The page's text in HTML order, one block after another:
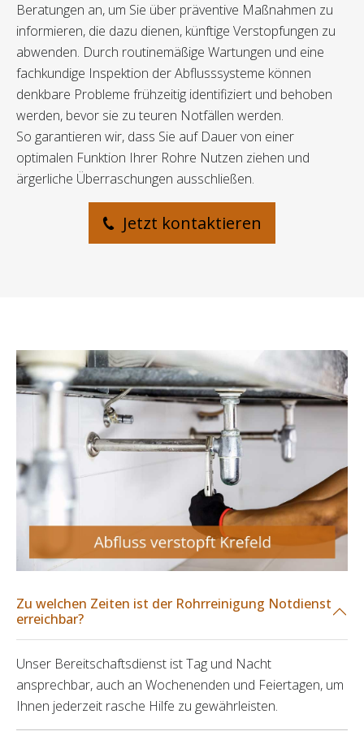
Beratungen an, um Sie über präventive Maßnahmen zu
informieren, die dazu dienen, künftige Verstopfungen zu
abwenden. Durch routinemäßige Wartungen und eine
fachkundige Inspektion der Abflusssysteme können
denkbare Probleme frühzeitig identifiziert und behoben
werden, bevor sie zu teuren Notfällen werden.
So garantieren wir, dass Sie auf Dauer von einer
optimalen Funktion Ihrer Rohre Nutzen ziehen und
ärgerliche Überraschungen ausschließen.
Jetzt kontaktieren
Zu welchen Zeiten ist der Rohrreinigung Notdienst
erreichbar?
Unser Bereitschaftsdienst ist Tag und Nacht
ansprechbar, auch an Wochenenden und Feiertagen, um
Ihnen jederzeit rasche Hilfe zu gewährleisten.